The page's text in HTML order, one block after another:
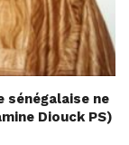
ne
Diouck PS)